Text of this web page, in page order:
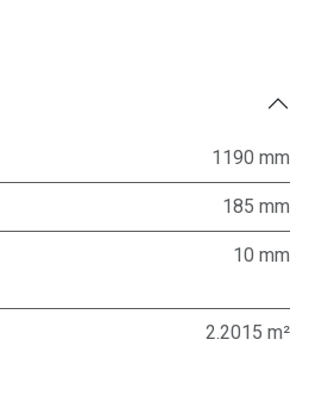
1190 mm
185 mm
10 mm
2.2015 m²